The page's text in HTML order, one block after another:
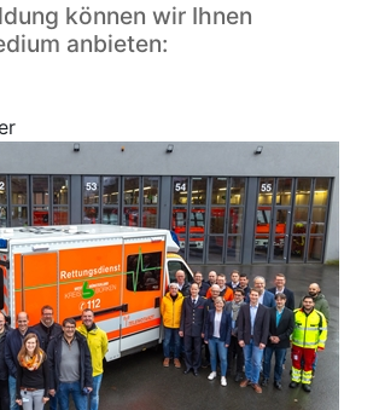
können wir Ihnen
anbieten: